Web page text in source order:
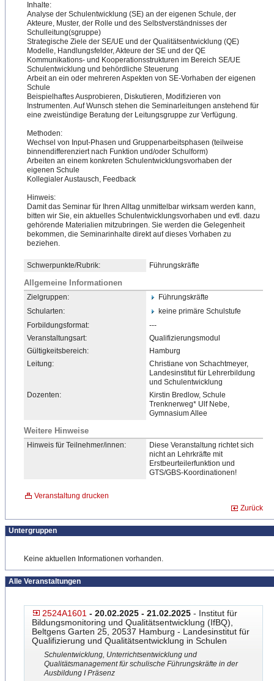
Inhalte:
Analyse der Schulentwicklung (SE) an der eigenen Schule, der
Akteure, Muster, der Rolle und des Selbstverständnisses der
Schulleitung(sgruppe)
Stra​tegische Ziele der SE/UE und der Qualitätsentwicklung (QE)
Modelle, Handlungsfelder, Akteure der SE und der QE
Kommunikations- und Kooperationsstrukturen im Bereich SE/UE
Schulentwicklung und behördliche Steuerung
Arbeit an ein oder mehreren Aspekten von SE-Vorhaben der eigenen
Schule
Beispielhaftes Ausprobieren, Diskutieren, Modifizieren von
Instrumenten. Auf Wunsch stehen die Seminarleitungen anstehend für
eine zweistündige Beratung der Leitungsgruppe zur Verfügung.
Methoden:
Wechsel von Input-Phasen und Gruppenarbeitsphasen (teilweise
binnendifferenziert nach Funktion und/oder Schulform)
Arbeiten an einem konkreten Schulentwicklungsvorhaben der
eigenen Schule
Kollegialer Austausch, Feedback
Hinweis:
Damit das Seminar für Ihren Alltag unmittelbar wirksam werden kann,
bitten wir Sie, ein aktuelles Schulentwicklungsvorhaben und evtl. dazu
gehörende Materialien mitzubringen. Sie werden die Gelegenheit
bekommen, die Seminarinhalte direkt auf dieses Vorhaben zu
beziehen.
Schwerpunkte/Rubrik: Führungskräfte
Allgemeine Informationen
Zielgruppen:
Führungskräfte
Schularten:
keine primäre Schulstufe
Forbildungsformat:
---
Veranstaltungsart:
Qualifizierungsmodul
Gültigkeitsbereich:
Hamburg
Leitung:
Christiane von Schachtmeyer,
Landesinstitut für Lehrerbildung
und Schulentwicklung
Dozenten:
Kirstin Bredlow, Schule
Trenknerweg* Ulf Nebe,
Gymnasium Allee
Weitere Hinweise
Hinweis für Teilnehmer/innen:
Diese Veranstaltung richtet sich
nicht an Lehrkräfte mit
Erstbeurteilerfunktion und
GTS/GBS-Koordinationen!
Veranstaltung drucken
Zurück
Untergruppen
Keine aktuellen Informationen vorhanden.
Alle Veranstaltungen
2524A1601 - 20.02.2025 - 21.02.2025 - Institut für
Bildungsmonitoring und Qualitätsentwicklung (IfBQ),
Beltgens Garten 25, 20537 Hamburg - Landesinstitut für
Qualifizierung und Qualitätsentwicklung in Schulen
Schulentwicklung, Unterrichtsentwicklung und
Qualitätsmanagement für schulische Führungskräfte in der
Ausbildung I Präsenz